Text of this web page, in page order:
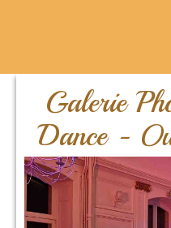
Galerie
Dance -